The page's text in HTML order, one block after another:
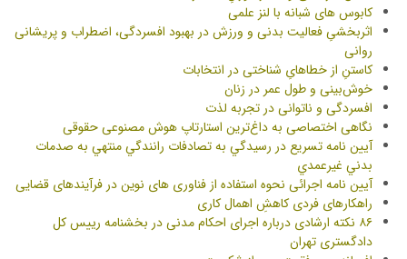
کابوس های شبانه با لنز علمی
اثربخشیِ فعالیت بدنی و ورزش در بهبود افسردگی، اضطراب و پریشانی
روانی
کاستنِ از خطاهایِ شناختی در انتخابات
خوش‌بینی و طول عمر در زنان
افسردگی و ناتوانی در تجربه لذت
نگاهی اختصاصی به داغ‌ترین استارتاپ هوش مصنوعی حقوقی
آیین نامه تسريع در رسيدگي به تصادفات رانندگي منتهي به صدمات
بدني غيرعمدي
آیین نامه اجرائی نحوه استفاده از فناوری های نوین در فرآیندهای قضایی
راهکارهای فردی کاهشِ اهمال کاری
۸۶ نکته ارشادی درباره اجرای احکام مدنی در بخشنامه رییس کل
دادگستری تهران